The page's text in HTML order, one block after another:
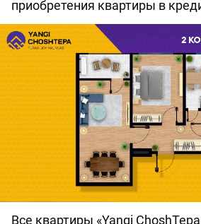
приобретения квартиры в
Все квартиры «Yangi